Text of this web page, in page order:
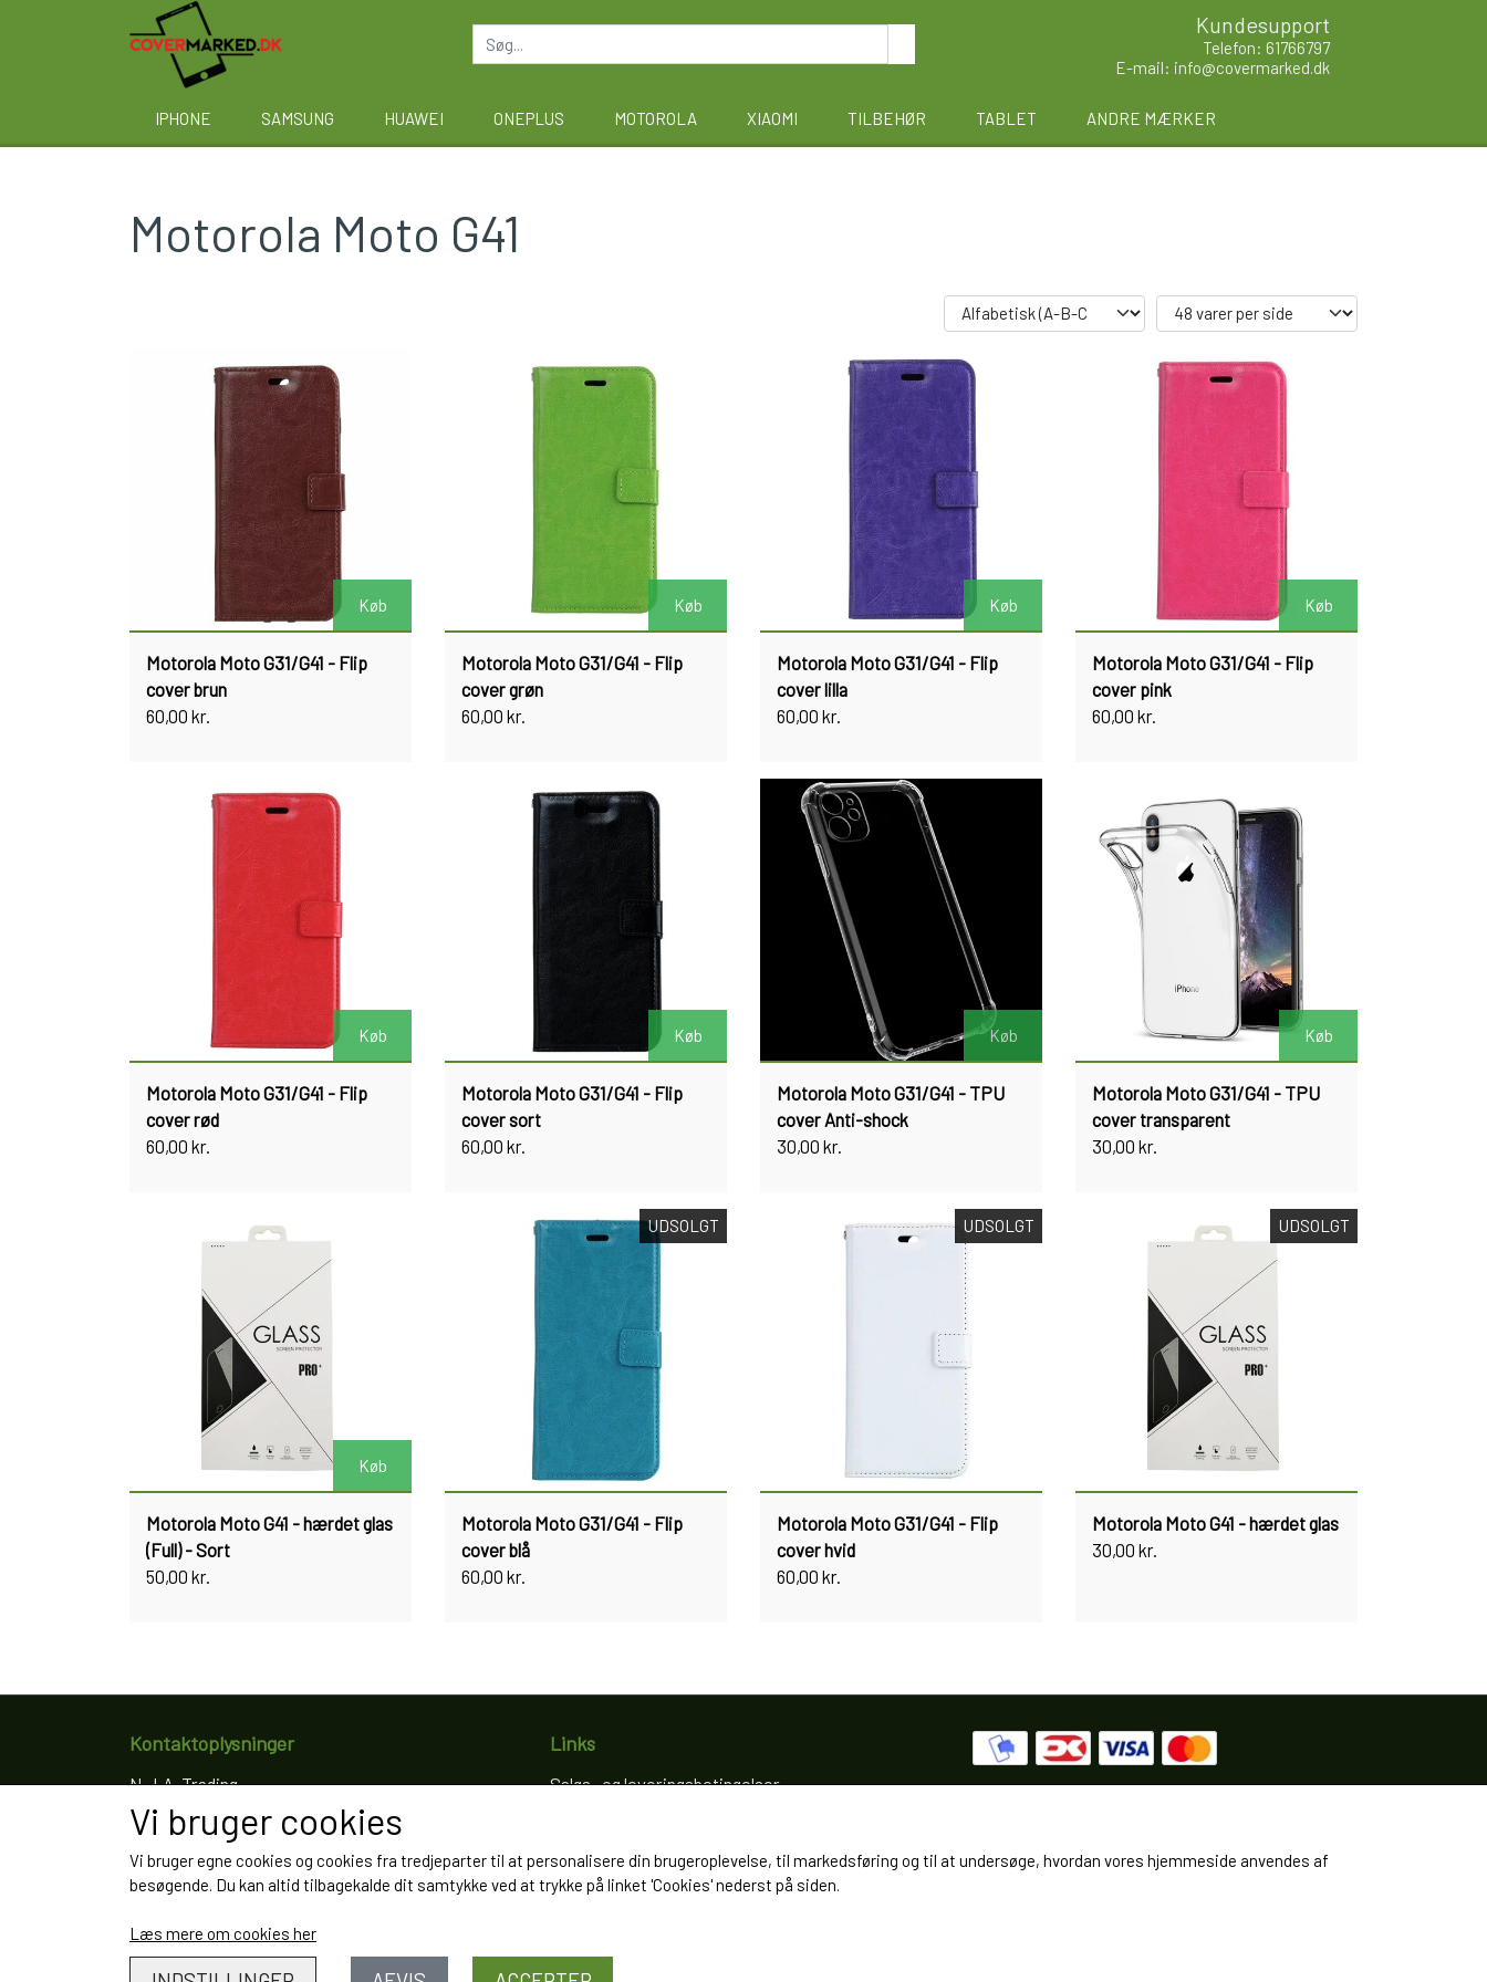
Kundesupport
Telefon: 61766797
E-mail: info@covermarked.dk
IPHONE SAMSUNG HUAWEI ONEPLUS MOTOROLA XIAOMI TILBEHØR TABLET ANDRE MÆRKER
Motorola Moto G41
Køb
Motorola Moto G31/G41 - Flip
cover brun
60,00 kr.
Køb
Motorola Moto G31/G41 - Flip
cover grøn
60,00 kr.
Køb
Motorola Moto G31/G41 - Flip
cover lilla
60,00 kr.
Køb
Motorola Moto G31/G41 - Flip
cover pink
60,00 kr.
Køb
Motorola Moto G31/G41 - Flip
cover rød
60,00 kr.
Køb
Motorola Moto G31/G41 - Flip
cover sort
60,00 kr.
Køb
Motorola Moto G31/G41 - TPU
cover Anti-shock
30,00 kr.
Køb
Motorola Moto G31/G41 - TPU
cover transparent
30,00 kr.
Køb
Motorola Moto G41 - hærdet glas
(Full) - Sort
50,00 kr.
UDSOLGT
Motorola Moto G31/G41 - Flip
cover blå
60,00 kr.
UDSOLGT
Motorola Moto G31/G41 - Flip
cover hvid
60,00 kr.
UDSOLGT
Motorola Moto G41 - hærdet glas
30,00 kr.
Kontaktoplysninger
N.J.A. Trading
Ringkøbingvej 8
4200 Slagelse
Telefon: 61766797
CVR: 35022155
Links
Salgs- og leveringsbetingelser
Kunde login
Om os
Vi bruger cookies
Vi bruger egne cookies og cookies fra tredjeparter til at personalisere din brugeroplevelse, til markedsføring og til at undersøge, hvordan vores hjemmeside anvendes af
besøgende. Du kan altid tilbagekalde dit samtykke ved at trykke på linket 'Cookies' nederst på siden.
Læs mere om cookies her